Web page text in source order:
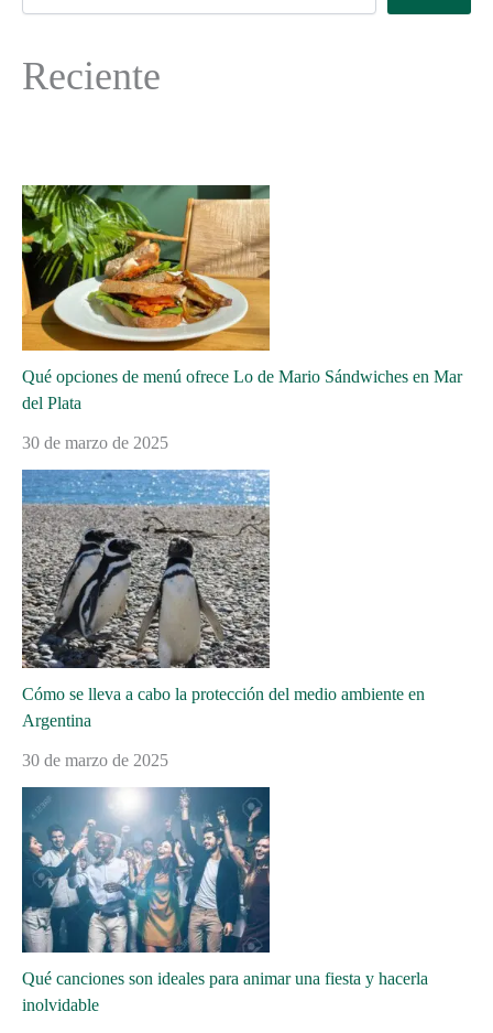
Reciente
Qué opciones de menú ofrece Lo de Mario Sándwiches en Mar
del Plata
30 de marzo de 2025
Cómo se lleva a cabo la protección del medio ambiente en
Argentina
30 de marzo de 2025
Qué canciones son ideales para animar una fiesta y hacerla
inolvidable